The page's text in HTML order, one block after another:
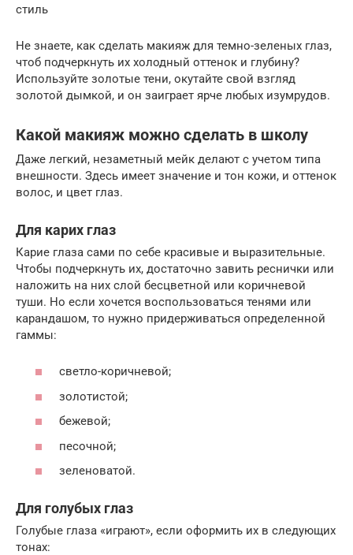
стиль
Не знаете, как сделать макияж для темно-зеленых глаз,
чтоб подчеркнуть их холодный оттенок и глубину?
Используйте золотые тени, окутайте свой взгляд
золотой дымкой, и он заиграет ярче любых изумрудов.
Какой макияж можно сделать в школу
Даже легкий, незаметный мейк делают с учетом типа
внешности. Здесь имеет значение и тон кожи, и оттенок
волос, и цвет глаз.
Для карих глаз
Карие глаза сами по себе красивые и выразительные.
Чтобы подчеркнуть их, достаточно завить реснички или
наложить на них слой бесцветной или коричневой
туши. Но если хочется воспользоваться тенями или
карандашом, то нужно придерживаться определенной
гаммы:
светло-коричневой;
золотистой;
бежевой;
песочной;
зеленоватой.
Для голубых глаз
Голубые глаза «играют», если оформить их в следующих
тонах: